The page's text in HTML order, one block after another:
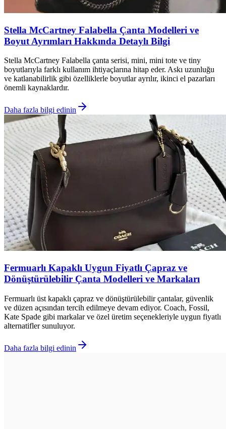
Stella McCartney Falabella Çanta Modelleri ve
Boyut Ayrımları Hakkında Detaylı Bilgi
Stella McCartney Falabella çanta serisi, mini, mini tote ve tiny
boyutlarıyla farklı kullanım ihtiyaçlarına hitap eder. Askı uzunluğu
ve katlanabilirlik gibi özelliklerle boyutlar ayrılır, ikinci el pazarları
önemli kaynaklardır.
Daha fazla bilgi edinin
Fermuarlı Kapaklı Uygun Fiyatlı Çapraz ve
Dönüştürülebilir Çanta Modelleri ve Markaları
Fermuarlı üst kapaklı çapraz ve dönüştürülebilir çantalar, güvenlik
ve düzen açısından tercih edilmeye devam ediyor. Coach, Fossil,
Kate Spade gibi markalar ve özel üretim seçenekleriyle uygun fiyatlı
alternatifler sunuluyor.
Daha fazla bilgi edinin